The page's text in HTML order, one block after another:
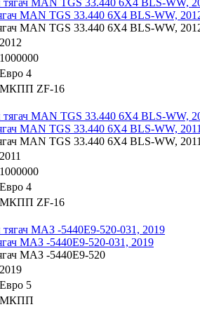
MAN TGS 33.440 6X4 BLS-WW,
MAN TGS 33.440 6X4 BLS-WW,
2012
1000000
Евро 4
МКПП ZF-16
MAN TGS 33.440 6X4 BLS-WW, 2011
MAN TGS 33.440 6X4 BLS-WW, 2011
2011
1000000
Евро 4
МКПП ZF-16
МАЗ -5440Е9-520-031, 2019
МАЗ -5440Е9-520
2019
Евро 5
МКПП